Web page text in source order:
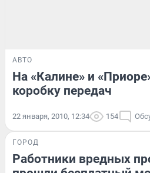
АВТО
На «Калине» и
коробку передач
22 января, 2010, 12:34 154
ГОРОД
Работники вредных